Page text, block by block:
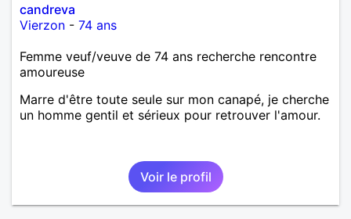
candreva
Vierzon - 74 ans
Femme veuf/veuve de 74 ans recherche rencontre
amoureuse
Marre d'être toute seule sur mon canapé, je cherche
un homme gentil et sérieux pour retrouver l'amour.
Voir le profil